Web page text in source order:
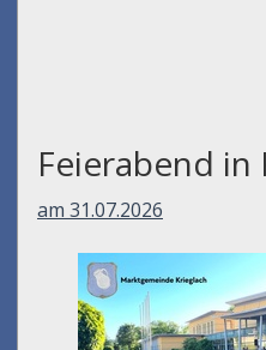
Feierabend